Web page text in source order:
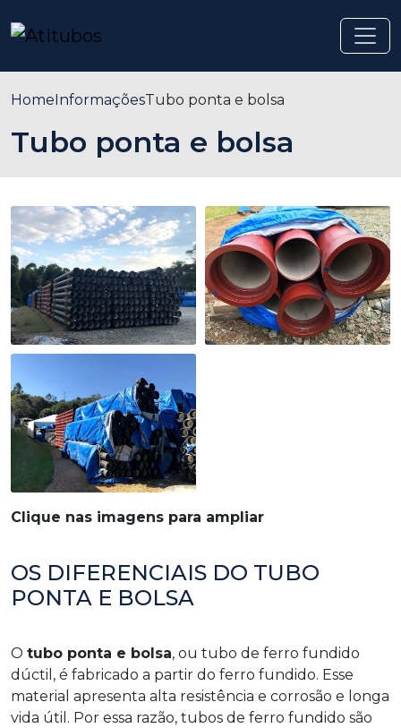
HomeInformaçõesTubo ponta e bolsa
Tubo ponta e bolsa
Clique nas imagens para ampliar
OS DIFERENCIAIS DO TUBO
PONTA E BOLSA
O tubo ponta e bolsa, ou tubo de ferro fundido
dúctil, é fabricado a partir do ferro fundido. Esse
material apresenta alta resistência e corrosão e longa
vida útil. Por essa razão, tubos de ferro fundido são